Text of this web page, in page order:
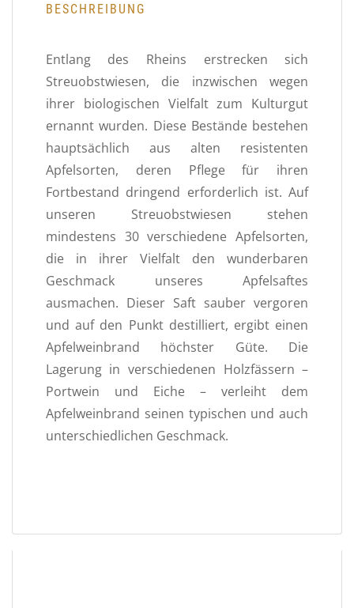
BESCHREIBUNG
Entlang des Rheins erstrecken sich
Streuobstwiesen, die inzwischen wegen
ihrer biologischen Vielfalt zum Kulturgut
ernannt wurden. Diese Bestände bestehen
hauptsächlich aus alten resistenten
Apfelsorten, deren Pflege für ihren
Fortbestand dringend erforderlich ist. Auf
unseren Streuobstwiesen stehen
mindestens 30 verschiedene Apfelsorten,
die in ihrer Vielfalt den wunderbaren
Geschmack unseres Apfelsaftes
ausmachen. Dieser Saft sauber vergoren
und auf den Punkt destilliert, ergibt einen
Apfelweinbrand höchster Güte. Die
Lagerung in verschiedenen Holzfässern –
Portwein und Eiche – verleiht dem
Apfelweinbrand seinen typischen und auch
unterschiedlichen Geschmack.